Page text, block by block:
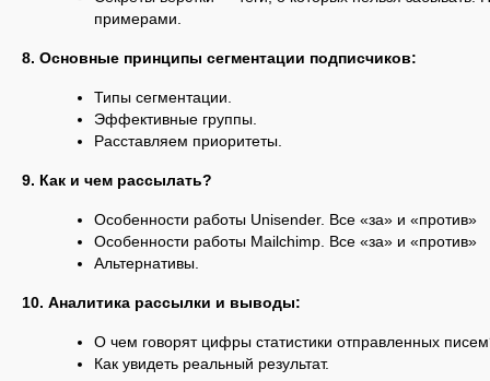
примерами.
8. Основные принципы сегментации подписчиков:
Типы сегментации.
Эффективные группы.
Расставляем приоритеты.
9. Как и чем рассылать?
Особенности работы Unisender. Все «за» и «против»
Особенности работы Mailchimp. Все «за» и «против»
Альтернативы.
10. Аналитика рассылки и выводы:
О чем говорят цифры статистики отправленных
Как увидеть реальный результат.